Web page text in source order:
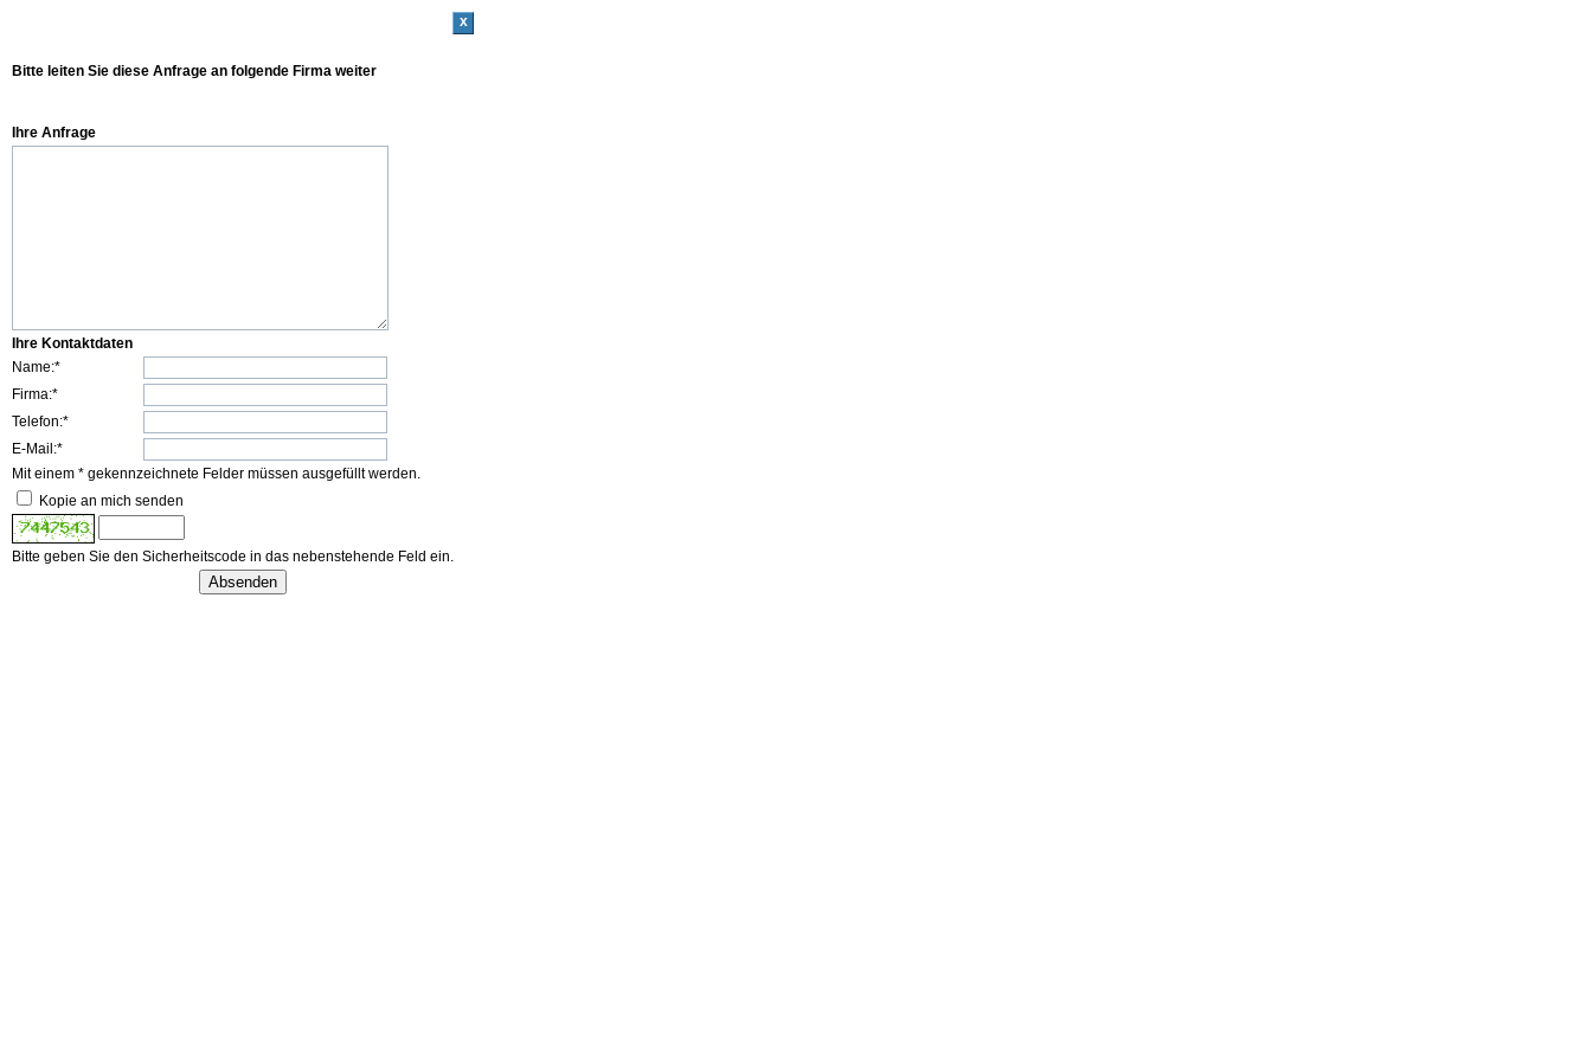
x
Bitte leiten Sie diese Anfrage an folgende Firma weiter
Ihre Anfrage
Ihre Kontaktdaten
Name:*
Firma:*
Telefon:*
E-Mail:*
Mit einem * gekennzeichnete Felder müssen ausgefüllt werden.
Kopie an mich senden
Bitte geben Sie den Sicherheitscode in das nebenstehende Feld ein.